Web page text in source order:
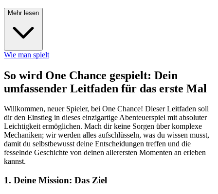
Mehr lesen
Wie man spielt
So wird One Chance gespielt: Dein
umfassender Leitfaden für das erste Mal
Willkommen, neuer Spieler, bei One Chance! Dieser Leitfaden soll
dir den Einstieg in dieses einzigartige Abenteuerspiel mit absoluter
Leichtigkeit ermöglichen. Mach dir keine Sorgen über komplexe
Mechaniken; wir werden alles aufschlüsseln, was du wissen musst,
damit du selbstbewusst deine Entscheidungen treffen und die
fesselnde Geschichte von deinen allerersten Momenten an erleben
kannst.
1. Deine Mission: Das Ziel